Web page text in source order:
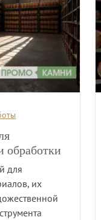
обработки
для
их